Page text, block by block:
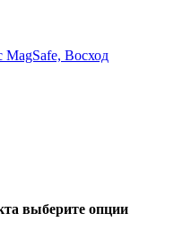
MagSafe, Восход
выберите опции